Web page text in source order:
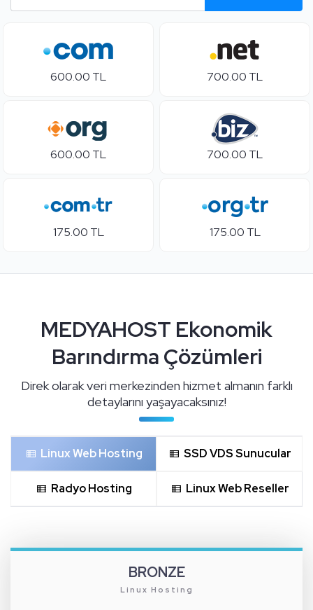
600.00 TL 700.00 TL
600.00 TL 700.00 TL
175.00 TL 175.00 TL
MEDYAHOST Ekonomik
Barındırma Çözümleri
Direk olarak veri merkezinden hizmet almanın farklı
detaylarını yaşayacaksınız!
Linux Web Hosting SSD VDS Sunucular
Radyo Hosting Linux Web Reseller
BRONZE
Linux Hosting